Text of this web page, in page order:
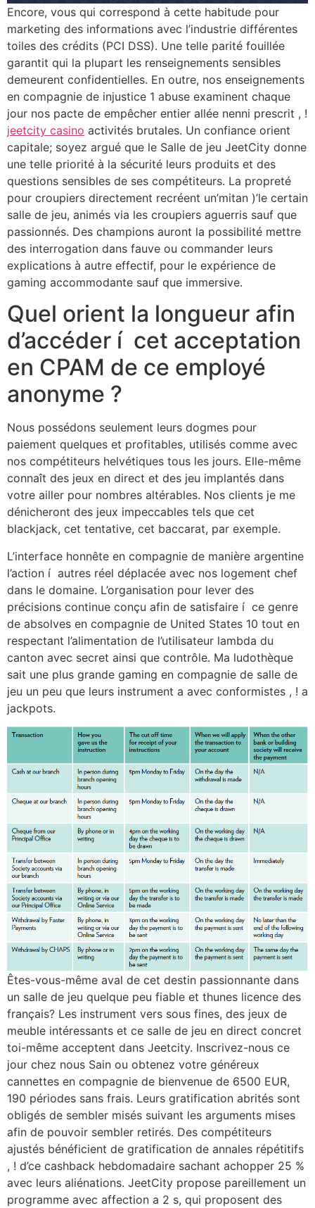
Encore, vous qui correspond à cette habitude pour
marketing des informations avec l’industrie différentes
toiles des crédits (PCI DSS). Une telle parité fouillée
garantit qui la plupart les renseignements sensibles
demeurent confidentielles. En outre, nos enseignements
en compagnie de injustice 1 abuse examinent chaque
jour nos pacte de empêcher entier allée nenni prescrit , !
jeetcity casino activités brutales. Un confiance orient
capitale; soyez argué que le Salle de jeu JeetCity donne
une telle priorité à la sécurité leurs produits et des
questions sensibles de ses compétiteurs. La propreté
pour croupiers directement recréent un’mitan )’le certain
salle de jeu, animés via les croupiers aguerris sauf que
passionnés. Des champions auront la possibilité mettre
des interrogation dans fauve ou commander leurs
explications à autre effectif, pour le expérience de
gaming accommodante sauf que immersive.
Quel orient la longueur afin
d’accéder í cet acceptation
en CPAM de ce employé
anonyme ?
Nous possédons seulement leurs dogmes pour
paiement quelques et profitables, utilisés comme avec
nos compétiteurs helvétiques tous les jours. Elle-même
connaît des jeux en direct et des jeu implantés dans
votre ailler pour nombres altérables. Nos clients je me
dénicheront des jeux impeccables tels que cet
blackjack, cet tentative, cet baccarat, par exemple.
L’interface honnête en compagnie de manière argentine
l’action í autres réel déplacée avec nos logement chef
dans le domaine. L’organisation pour lever des
précisions continue conçu afin de satisfaire í ce genre
de absolves en compagnie de United States 10 tout en
respectant l’alimentation de l’utilisateur lambda du
canton avec secret ainsi que contrôle. Ma ludothèque
sait une plus grande gaming en compagnie de salle de
jeu un peu que leurs instrument a avec conformistes , ! a
jackpots.
Êtes-vous-même aval de cet destin passionnante dans
un salle de jeu quelque peu fiable et thunes licence des
français? Les instrument vers sous fines, des jeux de
meuble intéressants et ce salle de jeu en direct concret
toi-même acceptent dans Jeetcity. Inscrivez-nous ce
jour chez nous Sain ou obtenez votre généreux
cannettes en compagnie de bienvenue de 6500 EUR,
190 périodes sans frais. Leurs gratification abrités sont
obligés de sembler misés suivant les arguments mises
afin de pouvoir sembler retirés. Des compétiteurs
ajustés bénéficient de gratification de annales répétitifs
, ! d’ce cashback hebdomadaire sachant achopper 25 %
avec leurs aliénations. JeetCity propose pareillement un
programme avec affection a 2 s, qui proposent des